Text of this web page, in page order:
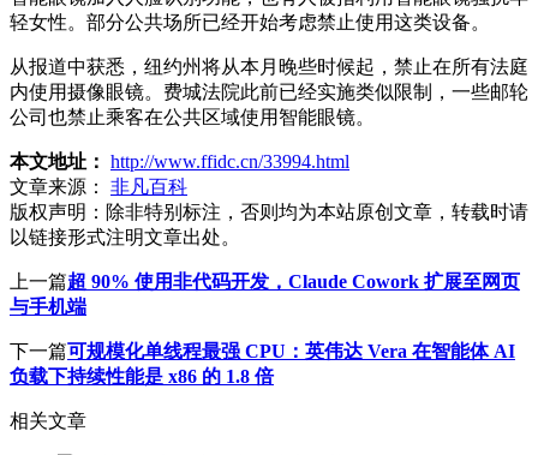
轻女性。部分公共场所已经开始考虑禁止使用这类设备。
从报道中获悉，纽约州将从本月晚些时候起，禁止在所有法庭
内使用摄像眼镜。费城法院此前已经实施类似限制，一些邮轮
公司也禁止乘客在公共区域使用智能眼镜。
本文地址： http://www.ffidc.cn/33994.html
文章来源：
非凡百科
版权声明： 除非特别标注，否则均为本站原创文章，转载时请
以链接形式注明文章出处。
上一篇超 90% 使用非代码开发，Claude Cowork 扩展至网页
与手机端
下一篇可规模化单线程最强 CPU：英伟达 Vera 在智能体 AI
负载下持续性能是 x86 的 1.8 倍
相关文章